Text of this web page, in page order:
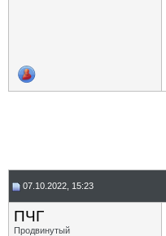
07.10.2022, 15:23
ПЧГ
Продвинутый